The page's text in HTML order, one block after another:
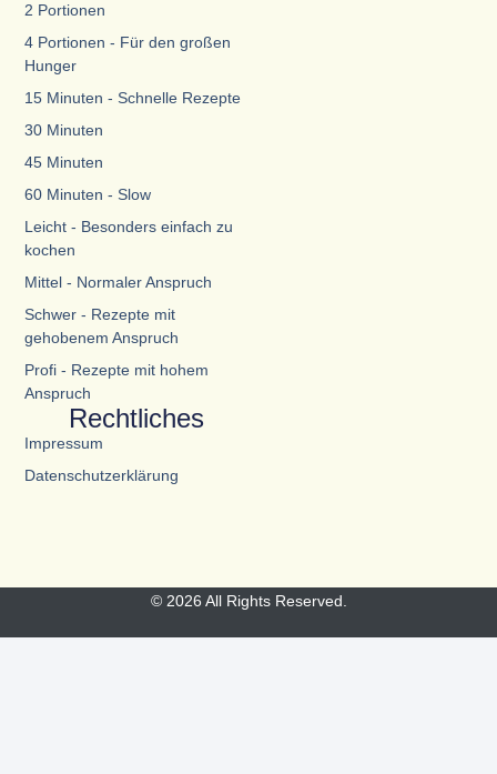
2 Portionen
4 Portionen - Für den großen
Hunger
15 Minuten - Schnelle Rezepte
30 Minuten
45 Minuten
60 Minuten - Slow
Leicht - Besonders einfach zu
kochen
Mittel - Normaler Anspruch
Schwer - Rezepte mit
gehobenem Anspruch
Profi - Rezepte mit hohem
Anspruch
Rechtliches
Impressum
Datenschutzerklärung
© 2026 All Rights Reserved.